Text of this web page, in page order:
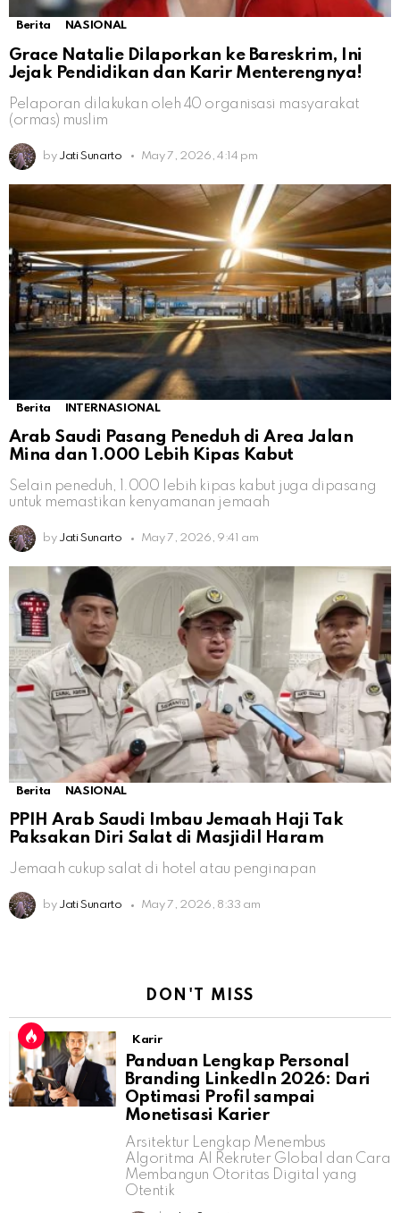
Berita NASIONAL
Grace Natalie Dilaporkan ke Bareskrim, Ini
Jejak Pendidikan dan Karir Menterengnya!
Pelaporan dilakukan oleh 40 organisasi masyarakat
(ormas) muslim
by Jati Sunarto May 7, 2026, 4:14 pm
Berita INTERNASIONAL
Arab Saudi Pasang Peneduh di Area Jalan
Mina dan 1.000 Lebih Kipas Kabut
Selain peneduh, 1.000 lebih kipas kabut juga dipasang
untuk memastikan kenyamanan jemaah
by Jati Sunarto May 7, 2026, 9:41 am
Berita NASIONAL
PPIH Arab Saudi Imbau Jemaah Haji Tak
Paksakan Diri Salat di Masjidil Haram
Jemaah cukup salat di hotel atau penginapan
by Jati Sunarto May 7, 2026, 8:33 am
DON'T MISS
Karir
Panduan Lengkap Personal
Branding LinkedIn 2026: Dari
Optimasi Profil sampai
Monetisasi Karier
Arsitektur Lengkap Menembus
Algoritma AI Rekruter Global dan Cara
Membangun Otoritas Digital yang
Otentik